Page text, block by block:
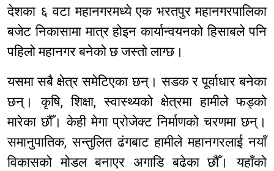
देशका ६ वटा महानगरमध्ये एक भरतपुर महानगरपालिका
बजेट निकासामा मात्र होइन कार्यान्वयनको हिसाबले पनि
पहिलो महानगर बनेको छ जस्तो लाग्छ।
यसमा सबै क्षेत्र समेटिएका छन्। सडक र पूर्वाधार बनेका
छन्। कृषि, शिक्षा, स्वास्थ्यको क्षेत्रमा हामीले फड्को
मारेका छौँ। केही मेगा प्रोजेक्ट निर्माणको चरणमा छन्।
समानुपातिक, सन्तुलित ढंगबाट हामीले महानगरलाई नयाँ
विकासको मोडल बनाएर अगाडि बढेका छौँ। यहाँको